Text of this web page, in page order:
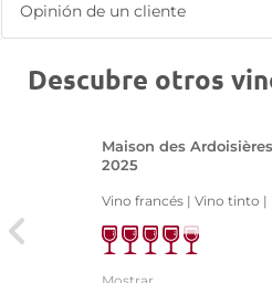
Opinión de un cliente
Descubre otros
Maison des
2025
Vino francés | Vino tinto |